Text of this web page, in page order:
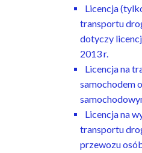
Licencja
transportu
dotyczy
2013 r.
Licencja na
samochodem
Licencja na
transportu
przewozu